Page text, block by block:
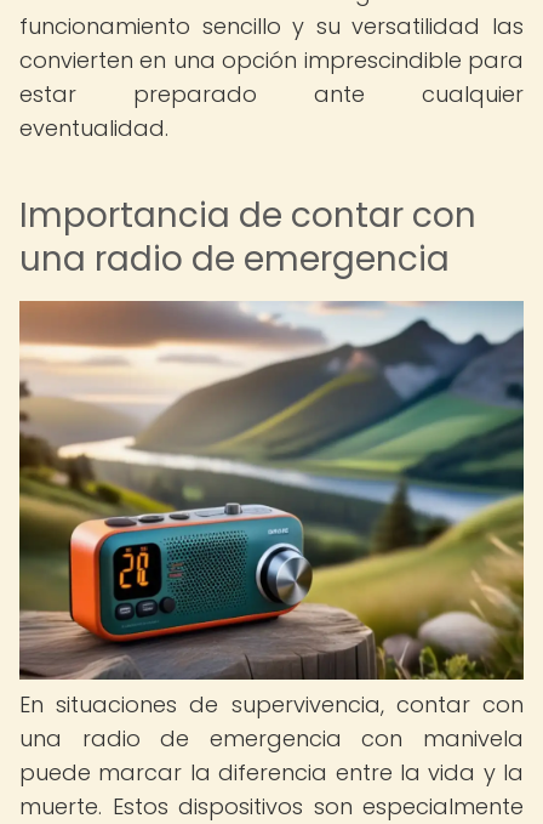
funcionamiento sencillo y su versatilidad las
convierten en una opción imprescindible para
estar preparado ante cualquier
eventualidad.
Importancia de contar con
una radio de emergencia
En situaciones de supervivencia, contar con
una radio de emergencia con manivela
puede marcar la diferencia entre la vida y la
muerte. Estos dispositivos son especialmente